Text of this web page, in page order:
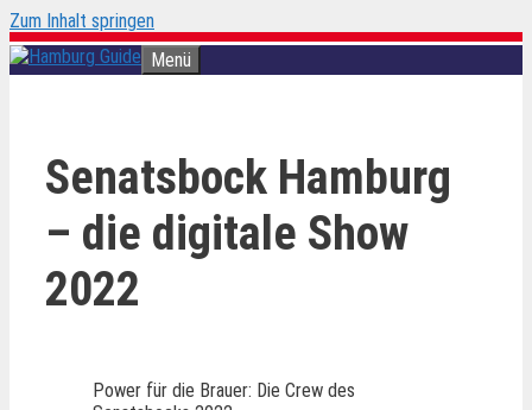
Zum Inhalt springen
Menü
Senatsbock Hamburg
– die digitale Show
2022
Power für die Brauer: Die Crew des